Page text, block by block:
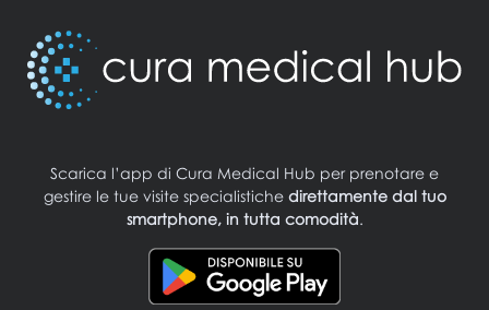
Scarica l’app di Cura Medical Hub per prenotare e
gestire le tue visite specialistiche direttamente dal tuo
smartphone, in tutta comodità.